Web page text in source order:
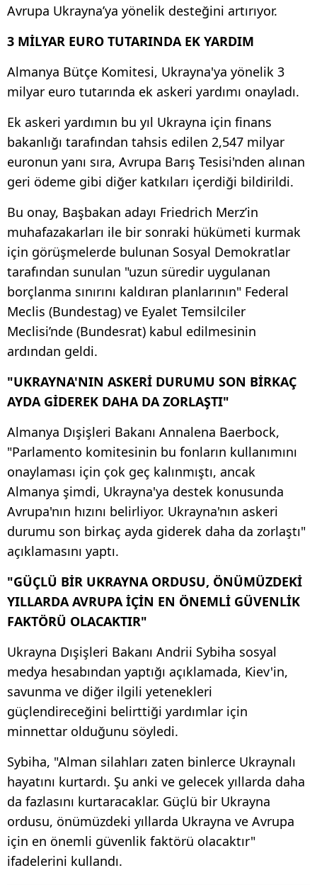
Avrupa Ukrayna’ya yönelik desteğini artırıyor.
3 MİLYAR EURO TUTARINDA EK YARDIM
Almanya Bütçe Komitesi, Ukrayna'ya yönelik 3
milyar euro tutarında ek askeri yardımı onayladı.
Ek askeri yardımın bu yıl Ukrayna için finans
bakanlığı tarafından tahsis edilen 2,547 milyar
euronun yanı sıra, Avrupa Barış Tesisi'nden alınan
geri ödeme gibi diğer katkıları içerdiği bildirildi.
Bu onay, Başbakan adayı Friedrich Merz’in
muhafazakarları ile bir sonraki hükümeti kurmak
için görüşmelerde bulunan Sosyal Demokratlar
tarafından sunulan "uzun süredir uygulanan
borçlanma sınırını kaldıran planlarının" Federal
Meclis (Bundestag) ve Eyalet Temsilciler
Meclisi’nde (Bundesrat) kabul edilmesinin
ardından geldi.
"UKRAYNA'NIN ASKERİ DURUMU SON BİRKAÇ
AYDA GİDEREK DAHA DA ZORLAŞTI"
Almanya Dışişleri Bakanı Annalena Baerbock,
"Parlamento komitesinin bu fonların kullanımını
onaylaması için çok geç kalınmıştı, ancak
Almanya şimdi, Ukrayna'ya destek konusunda
Avrupa'nın hızını belirliyor. Ukrayna'nın askeri
durumu son birkaç ayda giderek daha da zorlaştı"
açıklamasını yaptı.
"GÜÇLÜ BİR UKRAYNA ORDUSU, ÖNÜMÜZDEKİ
YILLARDA AVRUPA İÇİN EN ÖNEMLİ GÜVENLİK
FAKTÖRÜ OLACAKTIR"
Ukrayna Dışişleri Bakanı Andrii Sybiha sosyal
medya hesabından yaptığı açıklamada, Kiev'in,
savunma ve diğer ilgili yetenekleri
güçlendireceğini belirttiği yardımlar için
minnettar olduğunu söyledi.
Sybiha, "Alman silahları zaten binlerce Ukraynalı
hayatını kurtardı. Şu anki ve gelecek yıllarda daha
da fazlasını kurtaracaklar. Güçlü bir Ukrayna
ordusu, önümüzdeki yıllarda Ukrayna ve Avrupa
için en önemli güvenlik faktörü olacaktır"
ifadelerini kullandı.